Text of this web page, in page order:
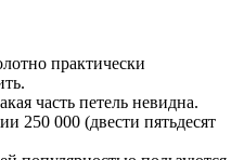
практически
часть петель невидна.
250 000 (двести пятьдесят